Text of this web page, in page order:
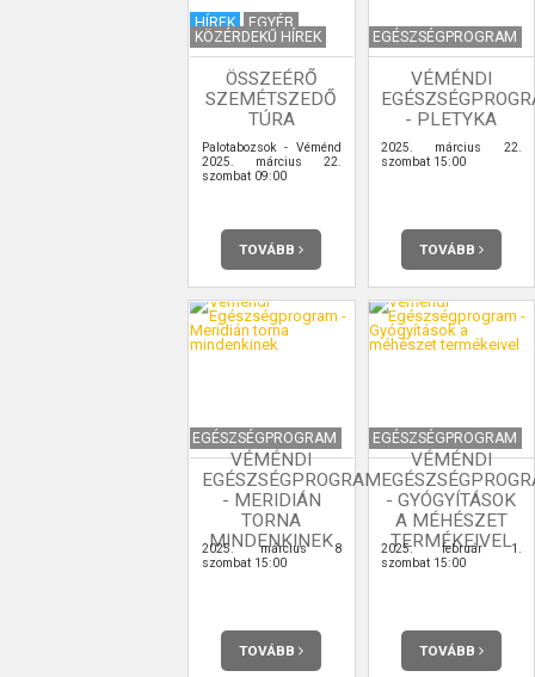
HÍREK
EGYÉB
KÖZÉRDEKŰ HÍREK
ÖSSZEÉRŐ
SZEMÉTSZEDŐ
TÚRA
Palotabozsok - Véménd
2025. március 22.
szombat 09:00
TOVÁBB
EGÉSZSÉGPROGRAM
VÉMÉNDI
- PLETYKA
2025. március 22.
szombat 15:00
TOVÁBB
EGÉSZSÉGPROGRAM
VÉMÉNDI
EGÉSZSÉGPROGRAM
- MERIDIÁN
TORNA
MINDENKINEK
2025. március 8
szombat 15:00
TOVÁBB
EGÉSZSÉGPROGRAM
VÉMÉNDI
- GYÓGYÍTÁSOK
A MÉHÉSZET
TERMÉKEIVEL
2025. február 1.
szombat 15:00
TOVÁBB